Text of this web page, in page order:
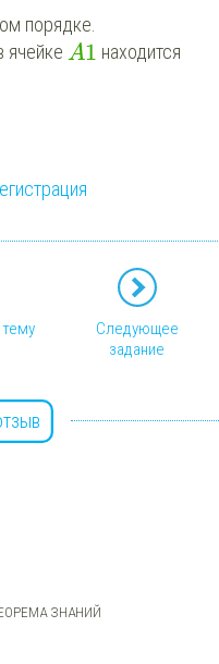
порядке.
ячейке A1 находится
Следующее
задание
ЗНАНИЙ